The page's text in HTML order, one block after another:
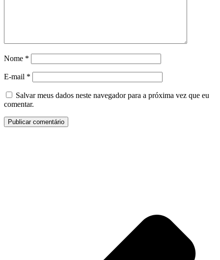
Nome *
E-mail *
Salvar meus dados neste navegador para a próxima vez que eu
comentar.